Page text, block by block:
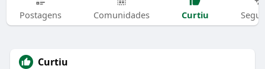
Postagens Comunidades Curtiu
Curtiu